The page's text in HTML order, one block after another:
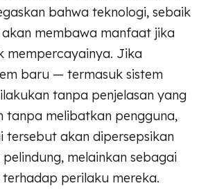
bahwa teknologi, sebaik
membawa manfaat jika
mempercayainya. Jika
baru — termasuk sistem
tanpa penjelasan yang
tanpa melibatkan pengguna,
tersebut akan dipersepsikan
melainkan sebagai
perilaku mereka.